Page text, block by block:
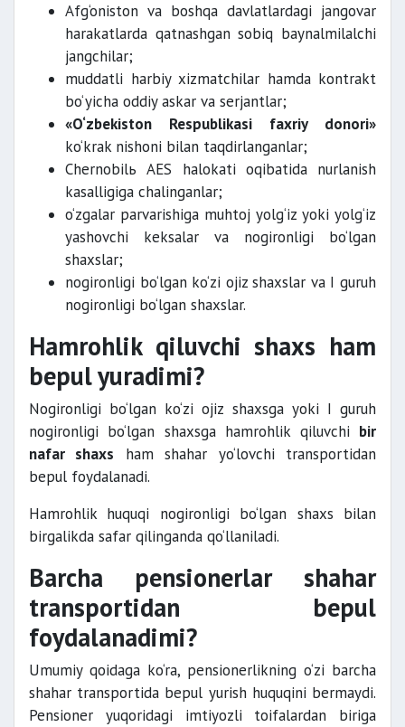
Afg‘oniston va boshqa davlatlardagi jangovar
harakatlarda qatnashgan sobiq baynalmilalchi
jangchilar;
muddatli harbiy xizmatchilar hamda kontrakt
bo‘yicha oddiy askar va serjantlar;
«O‘zbekiston Respublikasi faxriy donori»
ko‘krak nishoni bilan taqdirlanganlar;
Chernobilь AES halokati oqibatida nurlanish
kasalligiga chalinganlar;
o‘zgalar parvarishiga muhtoj yolg‘iz yoki yolg‘iz
yashovchi keksalar va nogironligi bo‘lgan
shaxslar;
nogironligi bo‘lgan ko‘zi ojiz shaxslar va I guruh
nogironligi bo‘lgan shaxslar.
Hamrohlik qiluvchi shaxs ham
bepul yuradimi?
Nogironligi bo‘lgan ko‘zi ojiz shaxsga yoki I guruh
nogironligi bo‘lgan shaxsga hamrohlik qiluvchi bir
nafar shaxs ham shahar yo‘lovchi transportidan
bepul foydalanadi.
Hamrohlik huquqi nogironligi bo‘lgan shaxs bilan
birgalikda safar qilinganda qo‘llaniladi.
Barcha pensionerlar shahar
transportidan bepul
foydalanadimi?
Umumiy qoidaga ko‘ra, pensionerlikning o‘zi barcha
shahar transportida bepul yurish huquqini bermaydi.
Pensioner yuqoridagi imtiyozli toifalardan biriga